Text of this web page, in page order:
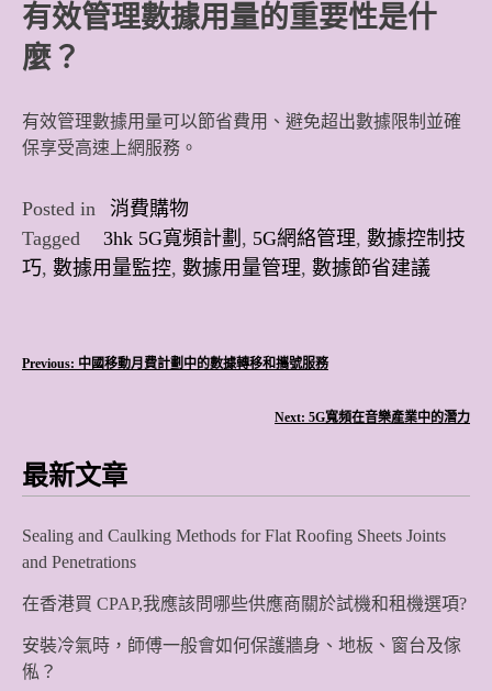
有效管理數據用量的重要性是什
麼？
有效管理數據用量可以節省費用、避免超出數據限制並確
保享受高速上網服務。
Posted in
消費購物
Tagged
3hk 5G寬頻計劃 , 5G網絡管理, 數據控制技
巧, 數據用量監控, 數據用量管理, 數據節省建議
文
覽
Previous: 中國移動月費計劃中的數據轉移和攜號服務
Next: 5G寬頻在音樂產業中的潛力
最新文章
Sealing and Caulking Methods for Flat Roofing Sheets Joints
and Penetrations
在香港買 CPAP,我應該問哪些供應商關於試機和租機選項?
安裝冷氣時，師傅一般會如何保護牆身、地板、窗台及傢
俬？